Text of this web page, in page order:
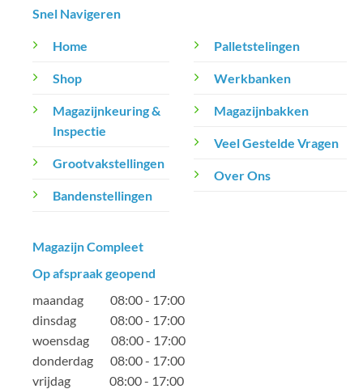
Snel Navigeren
Home
Shop
Magazijnkeuring &
Inspectie
Grootvakstellingen
Bandenstellingen
Palletstelingen
Werkbanken
Magazijnbakken
Veel Gestelde Vragen
Over Ons
Magazijn Compleet
Op afspraak geopend
maandag 08:00 - 17:00
dinsdag 08:00 - 17:00
woensdag 08:00 - 17:00
donderdag 08:00 - 17:00
vrijdag 08:00 - 17:00